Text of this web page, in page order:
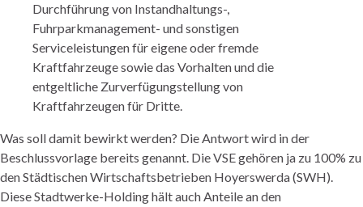
Durchführung von Instandhaltungs-,
Fuhrparkmanagement- und sonstigen
Serviceleistungen für eigene oder fremde
Kraftfahrzeuge sowie das Vorhalten und die
entgeltliche Zurverfügungstellung von
Kraftfahrzeugen für Dritte.
Was soll damit bewirkt werden? Die Antwort wird in der
Beschlussvorlage bereits genannt. Die VSE gehören ja zu 100% zu
den Städtischen Wirtschaftsbetrieben Hoyerswerda (SWH).
Diese Stadtwerke-Holding hält auch Anteile an den